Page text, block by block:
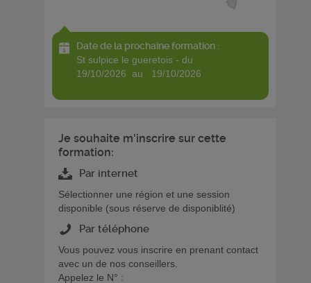
Date de la prochaine formation :
st sulpice le gueretois - du
19/10/2026 au 19/10/2026
Je souhaite m'inscrire sur cette
formation:
Par internet
Sélectionner une région et une session
disponible (sous réserve de disponiblité)
Par téléphone
Vous pouvez vous inscrire en prenant contact
avec un de nos conseillers.
Appelez le N° :